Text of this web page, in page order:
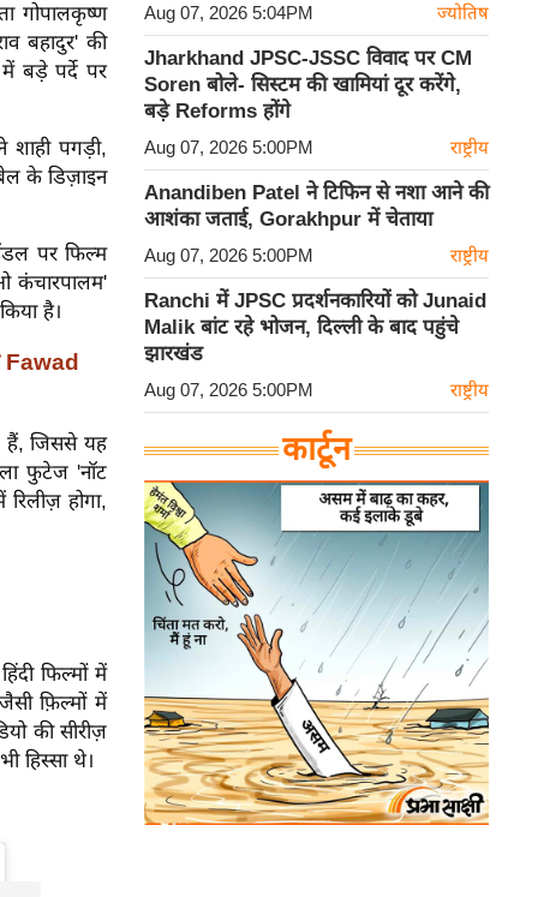
गोपालकृष्ण
बहादुर' की
बड़े पर्दे पर
शाही पगड़ी,
के डिज़ाइन
पर फिल्म
ओ कंचारपालम'
है।
Fawad
हैं, जिससे यह
फुटेज 'नॉट
होगा,
फिल्मों में
फ़िल्मों में
की सीरीज़
हिस्सा थे।
Aug 07, 2026 5:04PM ज्योतिष
Jharkhand JPSC-JSSC विवाद पर CM
Soren बोले- सिस्टम की खामियां दूर करेंगे,
बड़े Reforms होंगे
Aug 07, 2026 5:00PM राष्ट्रीय
Anandiben Patel ने टिफिन से नशा आने की
आशंका जताई, Gorakhpur में चेताया
Aug 07, 2026 5:00PM राष्ट्रीय
Ranchi में JPSC प्रदर्शनकारियों को Junaid
Malik बांट रहे भोजन, दिल्ली के बाद पहुंचे
झारखंड
Aug 07, 2026 5:00PM राष्ट्रीय
कार्टून